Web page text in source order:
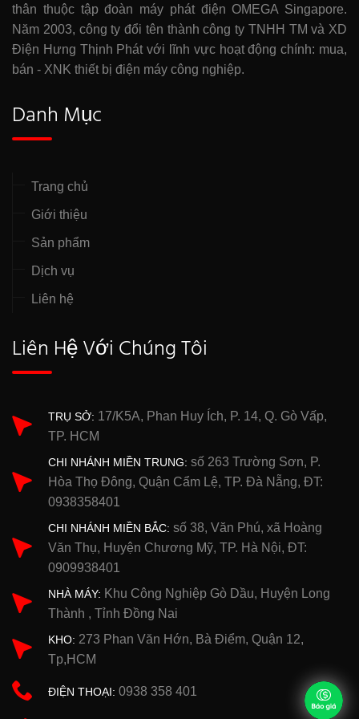
thân thuộc tập đoàn máy phát điện OMEGA Singapore.
Năm 2003, công ty đổi tên thành công ty TNHH TM và XD
Điện Hưng Thịnh Phát với lĩnh vực hoạt động chính: mua,
bán - XNK thiết bị điện máy công nghiệp.
Danh Mục
Trang chủ
Giới thiệu
Sản phẩm
Dịch vụ
Liên hệ
Liên Hệ Với Chúng Tôi
TRỤ SỞ: 17/K5A, Phan Huy Ích, P. 14, Q. Gò Vấp,
TP. HCM
CHI NHÁNH MIỀN TRUNG: số 263 Trường Sơn, P.
Hòa Thọ Đông, Quận Cẩm Lệ, TP. Đà Nẵng, ĐT:
0938358401
CHI NHÁNH MIỀN BẮC: số 38, Văn Phú, xã Hoàng
Văn Thụ, Huyện Chương Mỹ, TP. Hà Nội, ĐT:
0909938401
NHÀ MÁY: Khu Công Nghiệp Gò Dầu, Huyện Long
Thành , Tỉnh Đồng Nai
KHO: 273 Phan Văn Hớn, Bà Điểm, Quận 12,
Tp,HCM
ĐIỆN THOẠI: 0938 358 401